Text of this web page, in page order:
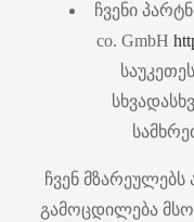
ჩვენი
co. GmbH
ჩვენ
გამოცდილება